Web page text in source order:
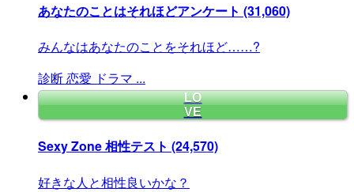
あなたのことはそれほどアンケート (31,060)
みんなはあなたのことをそれほど……?
診断恋愛 ドラマ ...
LO
VE
Sexy Zone 相性テスト (24,570)
好きな人と相性良いかな？